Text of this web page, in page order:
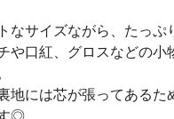
なサイズながら、たっぷ
や口紅、グロスなどの小
地には芯が張ってあるた
◎